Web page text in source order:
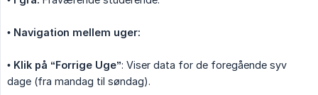
• Navigation mellem uger:
• Klik på “Forrige Uge”: Viser data for de foregående syv
dage (fra mandag til søndag).